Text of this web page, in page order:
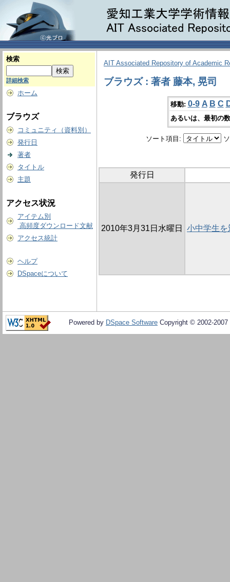
検索
詳細検索
ホーム
ブラウズ
コミュニティ（資料別）
発行日
著者
タイトル
主題
アクセス状況
アイテム別
高頻度ダウンロード文献
アクセス統計
ヘルプ
DSpaceについて
AIT Associated Repository of Academic
ブラウズ : 著者 藤本, 晃司
移動: 0-9 A B C
あるいは、最初の
ソート項目:
発行日
2010年3月31日水曜日 小中学生
Powered by DSpace Software Copyright © 2002-2007